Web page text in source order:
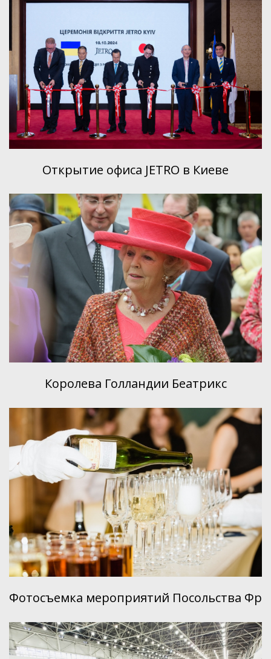
Открытие офиса JETRO в Киеве
Королева Голландии Беатрикс
Фотосъемка мероприятий Посольства